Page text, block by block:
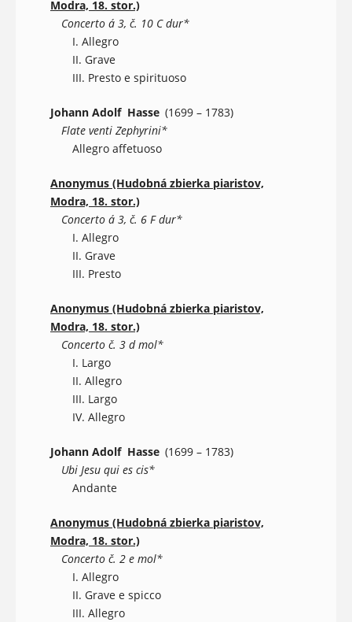
Modra, 18. stor.)
Concerto á 3, č. 10 C dur*
I. Allegro
II. Grave
III. Presto e spirituoso
Johann Adolf Hasse (1699 – 1783)
Flate venti Zephyrini*
Allegro affetuoso
Anonymus (Hudobná zbierka piaristov,
Modra, 18. stor.)
Concerto á 3, č. 6 F dur*
I. Allegro
II. Grave
III. Presto
Anonymus (Hudobná zbierka piaristov,
Modra, 18. stor.)
Concerto č. 3 d mol*
I. Largo
II. Allegro
III. Largo
IV. Allegro
Johann Adolf Hasse (1699 – 1783)
Ubi Jesu qui es cis*
Andante
Anonymus (Hudobná zbierka piaristov,
Modra, 18. stor.)
Concerto č. 2 e mol*
I. Allegro
II. Grave e spicco
III. Allegro